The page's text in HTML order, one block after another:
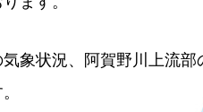
象状況、阿賀野川上流